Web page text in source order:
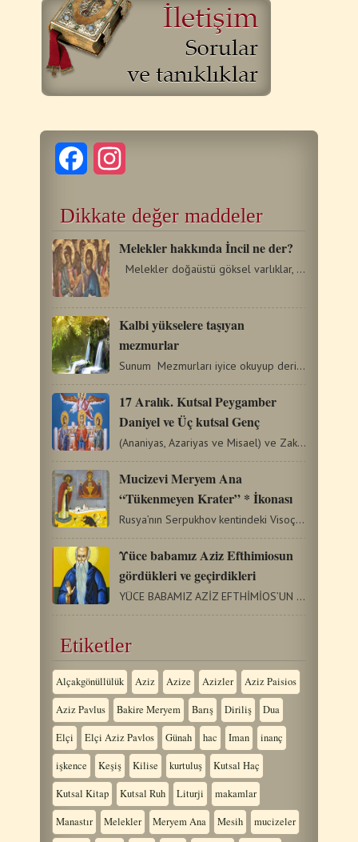
Facebook
Dikkate değer maddeler
Melekler hakkında İncil ne der?
Melekler doğaüstü göksel varlıklar, Tanrı’nın hizmetçileri…
Kalbi yükselere taşıyan
mezmurlar
Sunum Mezmurları iyice okuyup derinlemesine anlamak gerekli…
17 Aralık. Kutsal Peygamber
Daniyel ve Üç kutsal Genç
(Ananiyas, Azariyas ve Misael) ve Zakinthos adasından Kutsallar…
Mucizevi Meryem Ana
“Tükenmeyen Krater” * İkonası
Rusya’nın Serpukhov kentindeki Visoçki Manastırına birçok…
Υüce babamız Aziz Efthimiosun
gördükleri ve geçirdikleri
YÜCE BABAMIZ AZİZ EFTHİMİOS’UN GÖRDÜKLERİ VE GEÇİRDİKLERİ…
Etiketler
Alçakgönüllülük Aziz Azize Azizler Aziz Paisios
Aziz Pavlus Bakire Meryem Barış Diriliş Dua
Elçi Elçi Aziz Pavlos Günah hac Iman inanç
işkence Keşiş Kilise kurtuluş Kutsal Haç
Kutsal Kitap Kutsal Ruh Liturji makamlar
Manastır Melekler Meryem Ana Mesih mucizeler